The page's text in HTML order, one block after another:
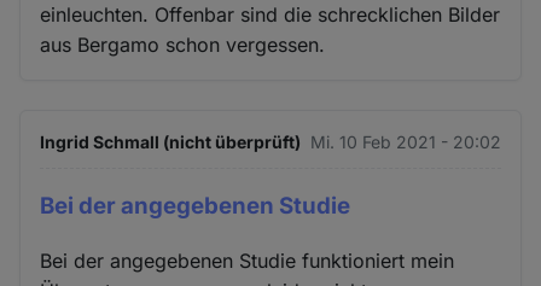
einleuchten. Offenbar sind die schrecklichen Bilder
aus Bergamo schon vergessen.
Ingrid Schmall (nicht überprüft) Mi. 10 Feb 2021 - 20:02
Bei der angegebenen Studie
Bei der angegebenen Studie funktioniert mein